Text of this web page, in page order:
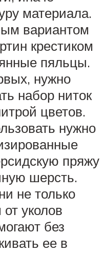
материала.
вариантом
крестиком
пяльцы.
нужно
набор ниток
цветов.
нужно
пряжу
шерсть.
не только
уколов
без
ее в